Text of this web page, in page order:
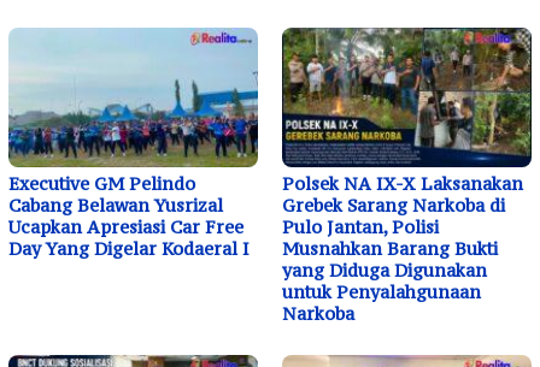
Executive GM Pelindo
Cabang Belawan Yusrizal
Ucapkan Apresiasi Car Free
Day Yang Digelar Kodaeral I
Polsek NA IX-X Laksanakan
Grebek Sarang Narkoba di
Pulo Jantan, Polisi
Musnahkan Barang Bukti
yang Diduga Digunakan
untuk Penyalahgunaan
Narkoba